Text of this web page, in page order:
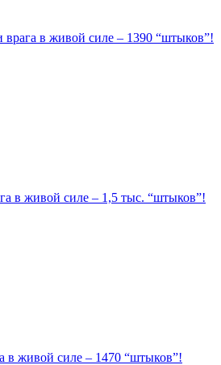
в живой силе – 1390 “штыков”!
в живой силе – 1,5 тыс. “штыков”!
в живой силе – 1470 “штыков”!